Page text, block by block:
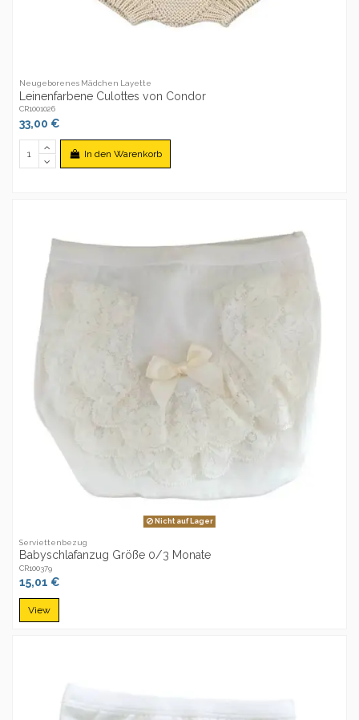
Neugeborenes Mädchen Layette
Leinenfarbene Culottes von Condor
CR1001026
33,00 €
In den Warenkorb
Nicht auf Lager
Serviettenbezug
Babyschlafanzug Größe 0/3 Monate
CR100379
15,01 €
View